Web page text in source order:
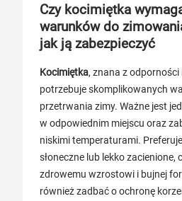
Czy kocimiętka
warunków do
jak ją zabezpieczyć
Kocimiętka, znana z odporności
potrzebuje skomplikowanych
przetrwania zimy. Ważne jest
w odpowiednim miejscu oraz
niskimi temperaturami.
słoneczne lub lekko zacienione,
zdrowemu wzrostowi i bujnej
również zadbać o ochronę